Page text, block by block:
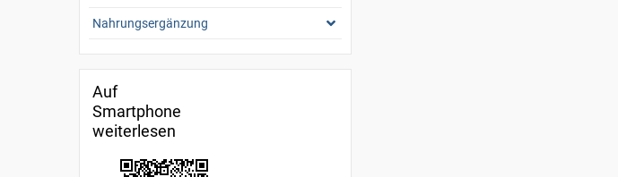
Nahrungsergänzung
Auf
Smartphone
weiterlesen